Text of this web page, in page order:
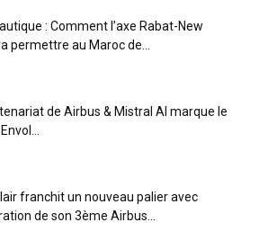
: Comment l’axe Rabat-New
permettre au Maroc de...
de Airbus & Mistral AI marque le
franchit un nouveau palier avec
de son 3ème Airbus...